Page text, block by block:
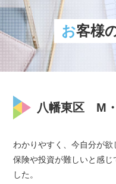
お客様
八幡東区 M・
わかりやすく、今自分が
保険や投資が難しいと感
した。